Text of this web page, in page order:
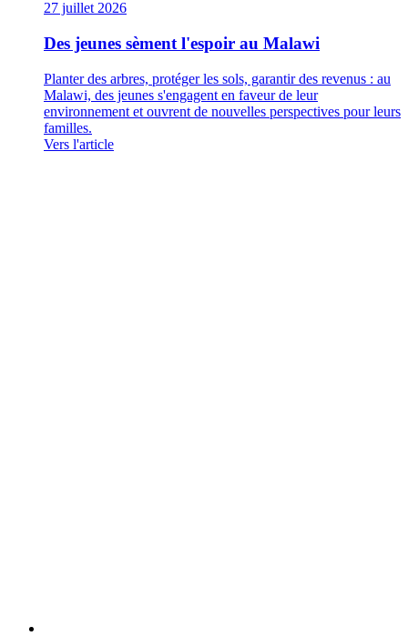
27 juillet 2026
Des jeunes sèment l'espoir au Malawi
Planter des arbres, protéger les sols, garantir des revenus : au
Malawi, des jeunes s'engagent en faveur de leur
environnement et ouvrent de nouvelles perspectives pour leurs
familles.
Vers l'article